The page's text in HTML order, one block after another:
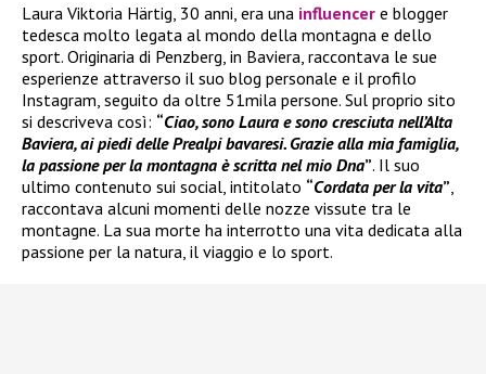
Laura Viktoria Härtig, 30 anni, era una influencer e blogger
tedesca molto legata al mondo della montagna e dello
sport. Originaria di Penzberg, in Baviera, raccontava le sue
esperienze attraverso il suo blog personale e il profilo
Instagram, seguito da oltre 51mila persone. Sul proprio sito
si descriveva così: “Ciao, sono Laura e sono cresciuta nell’Alta
Baviera, ai piedi delle Prealpi bavaresi. Grazie alla mia famiglia,
la passione per la montagna è scritta nel mio Dna”. Il suo
ultimo contenuto sui social, intitolato “Cordata per la vita”
raccontava alcuni momenti delle nozze vissute tra le
montagne. La sua morte ha interrotto una vita dedicata alla
passione per la natura, il viaggio e lo sport.